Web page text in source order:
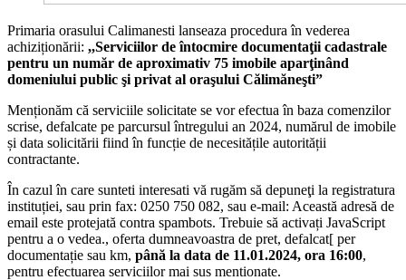
Primaria orasului Calimanesti lanseaza procedura în vederea
achiziționării: ,,Serviciilor de întocmire documentaţii cadastrale
pentru un număr de aproximativ 75 imobile aparţinând
domeniului public şi privat al oraşului Călimăneşti”
Menționăm că serviciile solicitate se vor efectua în baza comenzilor
scrise, defalcate pe parcursul întregului an 2024, numărul de imobile
și data solicitării fiind în funcție de necesitățile autorității
contractante.
În cazul în care sunteti interesati vă rugăm să depuneţi la registratura
instituției, sau prin fax: 0250 750 082, sau e-mail: Această adresă de
email este protejată contra spambots. Trebuie să activați JavaScript
pentru a o vedea., oferta dumneavoastra de pret, defalcat[ per
documentație sau km, până la data de 11.01.2024, ora 16:00,
pentru efectuarea serviciilor mai sus mentionate.